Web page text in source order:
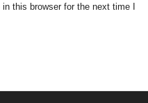
this browser for the next time I